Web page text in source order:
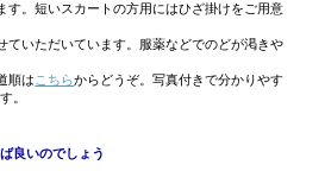
す。短いスカートの方用にはひざ掛けをご用意
ていただいています。服薬などでのどが渇きや
順は こちらからどうぞ。写真付きで分かりやす
。
良いのでしょう